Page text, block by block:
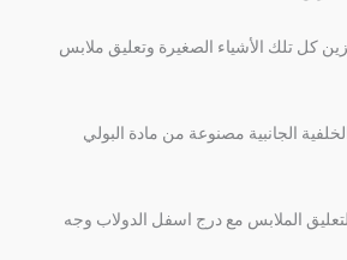
كل تلك الأشياء الصغيرة وتعليق ملابس
الخلفية الجانبية مصنوعة من مادة البولي
الملابس مع درج اسفل الدولاب وجه